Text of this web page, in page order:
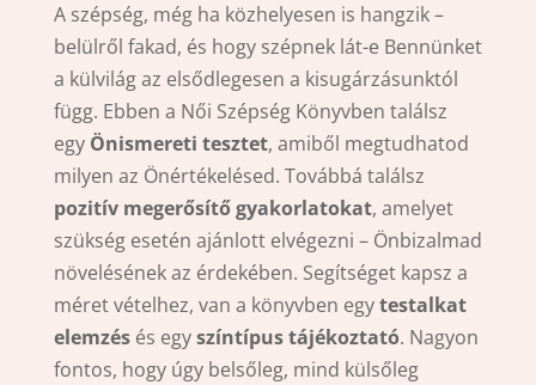
A szépség, még ha közhelyesen is hangzik –
belülről fakad, és hogy szépnek lát-e Bennünket
a külvilág az elsődlegesen a kisugárzásunktól
függ. Ebben a Női Szépség Könyvben találsz
egy Önismereti tesztet, amiből megtudhatod
milyen az Önértékelésed. Továbbá találsz
pozitív megerősítő gyakorlatokat, amelyet
szükség esetén ajánlott elvégezni – Önbizalmad
növelésének az érdekében. Segítséget kapsz a
méret vételhez, van a könyvben egytestalkat
elemzésés egyszíntípus tájékoztató. Nagyon
fontos, hogy úgy belsőleg, mind külsőleg